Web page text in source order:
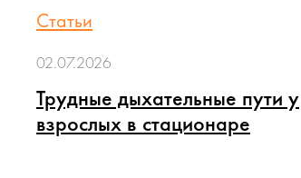
Статьи
02.07.2026
Трудные дыхательные пути у
взрослых в стационаре